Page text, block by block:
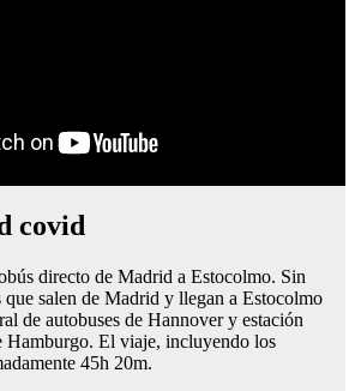
covid
directo de Madrid a Estocolmo. Sin
salen de Madrid y llegan a Estocolmo
de autobuses de Hannover y estación
Hamburgo. El viaje, incluyendo los
45h 20m.